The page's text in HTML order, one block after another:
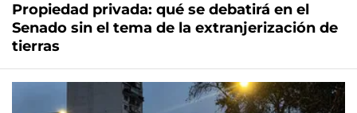
Propiedad privada: qué se debatirá en el
Senado sin el tema de la extranjerización de
tierras